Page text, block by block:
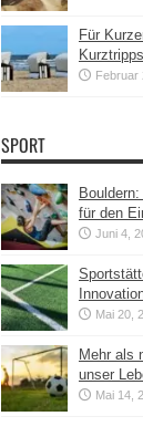
Für
Februar
SPORT
für den
Juni 4,
Mai 20,
Mehr als
unser
Mai 14,